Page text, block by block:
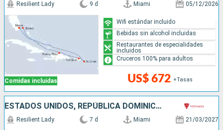
Comidas incluidas
Resilient Lady 9 d Miami 05/12/2026
US$ 672 +Tasas
Wifi estándar incluido
Bebidas sin alcohol incluidas
Restaurantes de especialidades
incluidos
Cruceros 100% para adultos
ESTADOS UNIDOS, REPÚBLICA DOMINICANA
Resilient Lady 7 d Miami 21/03/2027